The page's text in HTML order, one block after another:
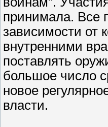
принимала. Все
зависимости от
внутренними
поставлять
большое число
новое
власти.